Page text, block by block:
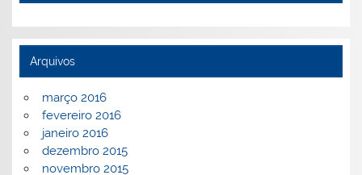
Arquivos
março 2016
fevereiro 2016
janeiro 2016
dezembro 2015
novembro 2015